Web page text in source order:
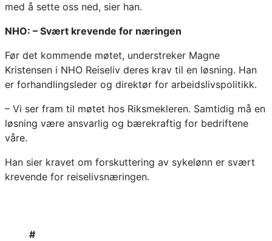
med å sette oss ned, sier han.
NHO: – Svært krevende for næringen
Før det kommende møtet, understreker Magne
Kristensen i NHO Reiseliv deres krav til en løsning. Han
er forhandlingsleder og direktør for arbeidslivspolitikk.
– Vi ser fram til møtet hos Riksmekleren. Samtidig må en
løsning være ansvarlig og bærekraftig for bedriftene
våre.
Han sier kravet om forskuttering av sykelønn er svært
krevende for reiselivsnæringen.
#